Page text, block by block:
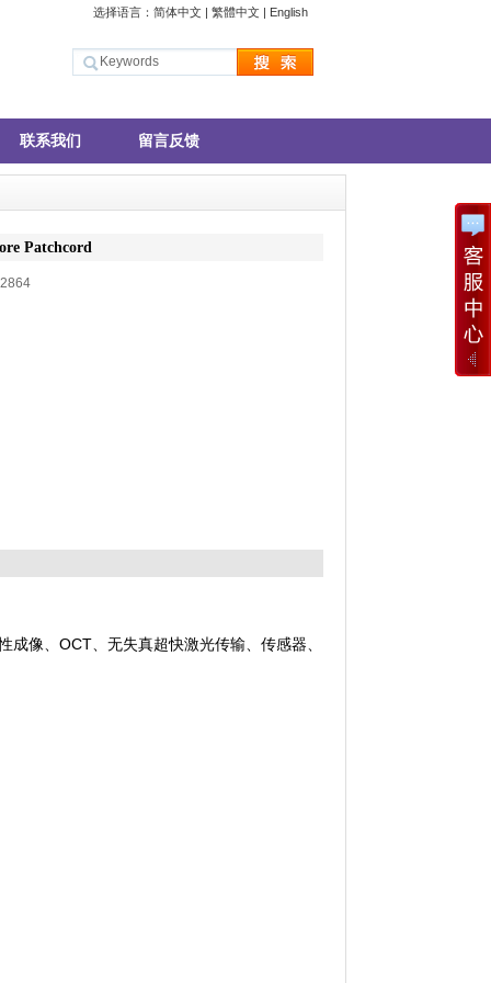
选择语言： 简体中文 | 繁體中文 | English
联系我们 留言反馈
Patchcord
2864
成像、OCT、无失真超快激光传输、传感器、